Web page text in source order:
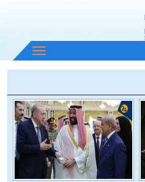
باز
و
منو